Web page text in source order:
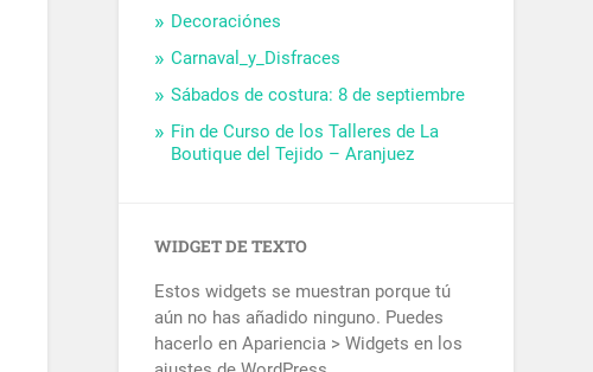
Decoraciónes
Carnaval_y_Disfraces
Sábados de costura: 8 de septiembre
Fin de Curso de los Talleres de La
Boutique del Tejido – Aranjuez
WIDGET DE TEXTO
Estos widgets se muestran porque tú
aún no has añadido ninguno. Puedes
hacerlo en Apariencia > Widgets en los